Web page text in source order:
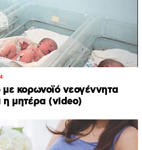
κορωνοϊό νεογέννητα
η μητέρα (video)